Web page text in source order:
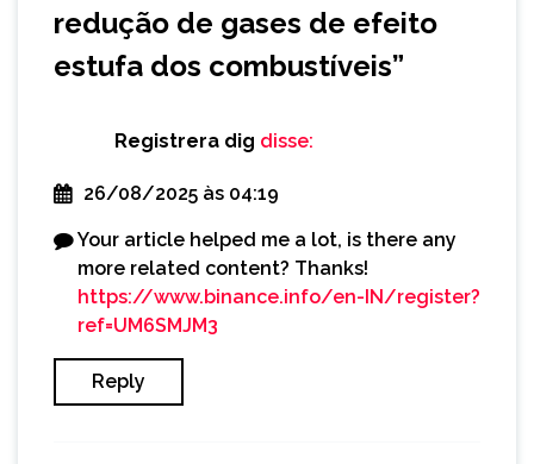
redução de gases de efeito
estufa dos combustíveis”
Registrera dig disse:
26/08/2025 às 04:19
Your article helped me a lot, is there any
more related content? Thanks!
https://www.binance.info/en-IN/register?
ref=UM6SMJM3
Reply